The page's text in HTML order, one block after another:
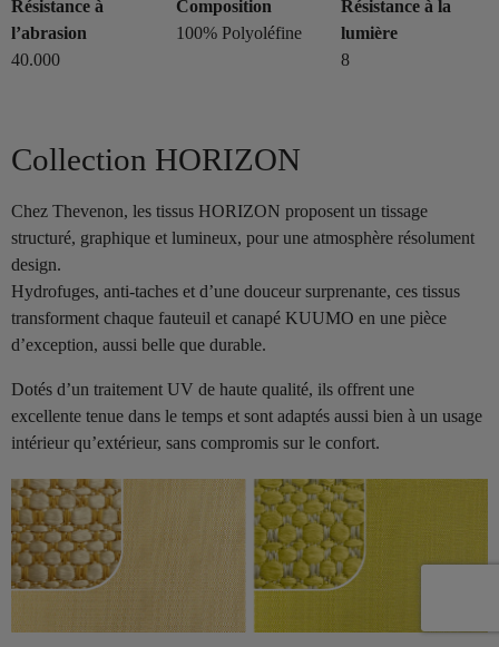
Résistance à
l’abrasion
40.000
Composition
100% Polyoléfine
Résistance à la
lumière
8
Collection HORIZON
Chez Thevenon, les tissus HORIZON proposent un tissage
structuré, graphique et lumineux, pour une atmosphère résolument
design.
Hydrofuges, anti-taches et d’une douceur surprenante, ces tissus
transforment chaque fauteuil et canapé KUUMO en une pièce
d’exception, aussi belle que durable.
Dotés d’un traitement UV de haute qualité, ils offrent une
excellente tenue dans le temps et sont adaptés aussi bien à un usage
intérieur qu’extérieur, sans compromis sur le confort.